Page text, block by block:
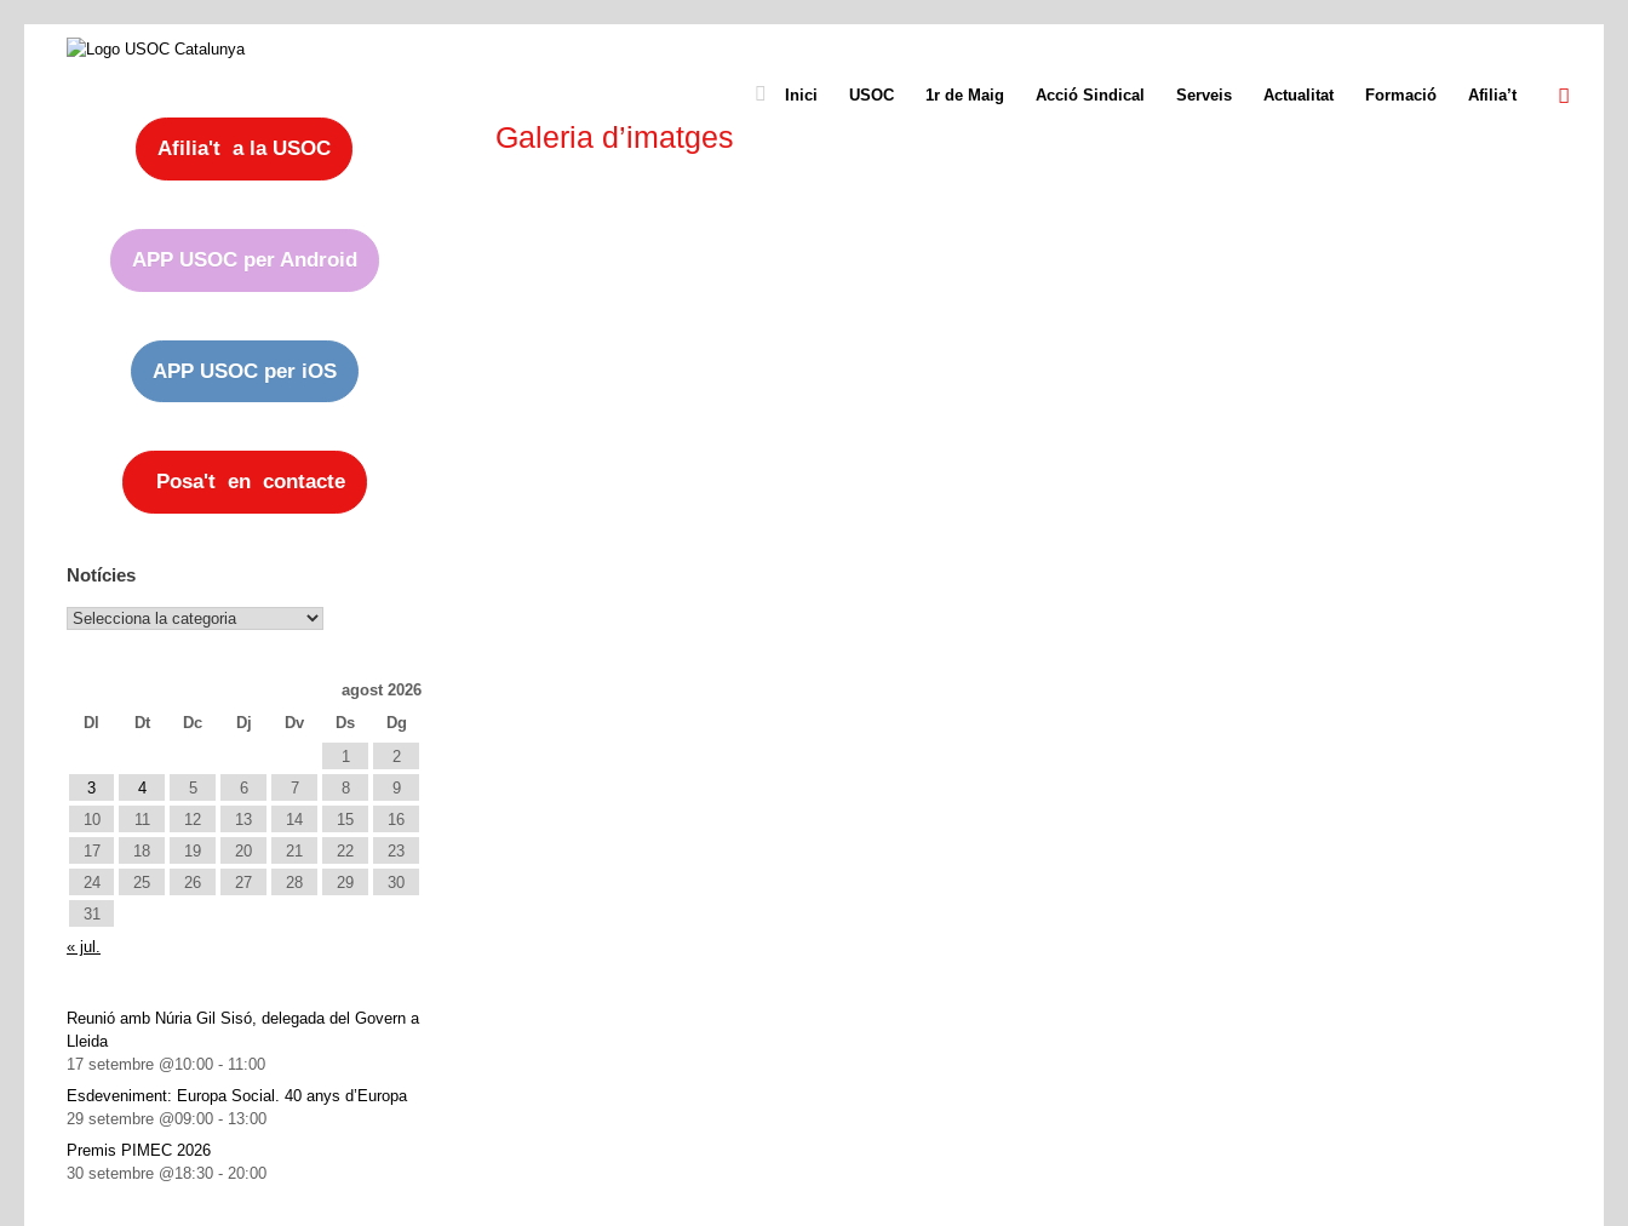
Inici USOC 1r de Maig Acció Sindical Serveis Actualitat Formació Afilia’t
Galeria d’imatges
Afilia't a la USOC
APP USOC per Android
APP USOC per iOS
Posa't en contacte
Notícies
Notícies
agost 2026
Dl
Dt Dc Dj Dv Ds
Dg
1
2
3
4 5 6 7 8
9
10
11 12 13 14 15
16
17
18 19 20 21 22
23
24
25 26 27 28 29
30
31
« jul.
Reunió amb Núria Gil Sisó, delegada del Govern a
Lleida
17 setembre @10:00 - 11:00
Esdeveniment: Europa Social. 40 anys d’Europa
29 setembre @09:00 - 13:00
Premis PIMEC 2026
30 setembre @18:30 - 20:00